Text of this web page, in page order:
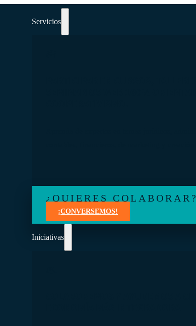
Servicios
¿QUIERES COLABORAR?
¡CONVERSEMOS!
Iniciativas